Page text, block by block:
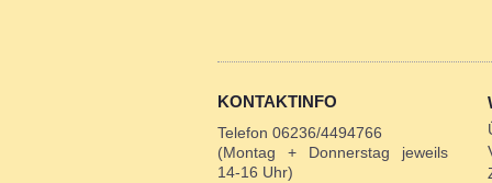
KONTAKTINFO
Telefon 06236/4494766
(Montag + Donnerstag jeweils
14-16 Uhr)